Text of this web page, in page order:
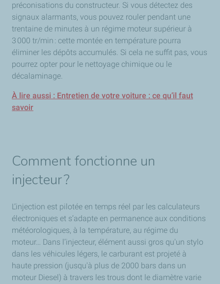
préconisations du constructeur. Si vous détectez des
signaux alarmants, vous pouvez rouler pendant une
trentaine de minutes à un régime moteur supérieur à
3 000 tr/min : cette montée en température pourra
éliminer les dépôts accumulés. Si cela ne suffit pas, vous
pourrez opter pour le nettoyage chimique ou le
décalaminage.
À lire aussi : Entretien de votre voiture : ce qu’il faut
savoir
Comment fonctionne un
injecteur ?
L’injection est pilotée en temps réel par les calculateurs
électroniques et s’adapte en permanence aux conditions
météorologiques, à la température, au régime du
moteur… Dans l’injecteur, élément aussi gros qu'un stylo
dans les véhicules légers, le carburant est projeté à
haute pression (jusqu'à plus de 2000 bars dans un
moteur Diesel) à travers les trous dont le diamètre varie